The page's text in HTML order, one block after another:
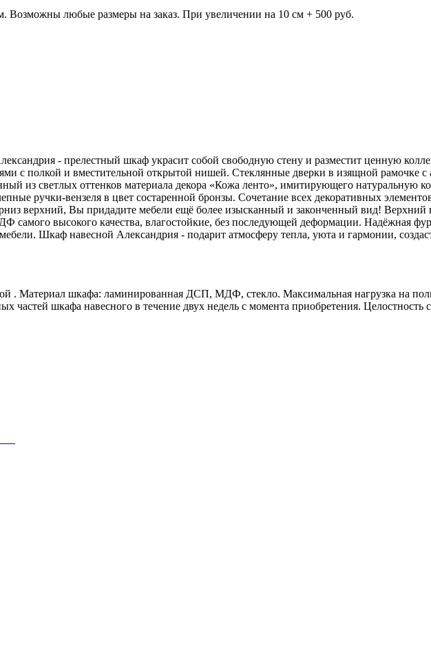
любые размеры на заказ. При увеличении на 10 см + 500 руб.
- прелестный шкаф украсит собой свободную стену и разместит ценную
с полкой и вместительной открытой нишей. Стеклянные дверки в изящной рамочке
из светлых оттенков материала декора «Кожа ленто», имитирующего натуральную
ручки-вензеля в цвет состаренной бронзы. Сочетание всех декоративных
верхний, Вы придадите мебели ещё более изысканный и законченный вид! Верхний
высокого качества, влагостойкие, без последующей деформации. Надёжная
Шкаф навесной Александрия - подарит атмосферу тепла, уюта и гармонии,
. Материал шкафа: ламинированная ДСП, МДФ, стекло. Максимальная нагрузка на
частей шкафа навесного в течение двух недель с момента приобретения. Целостность